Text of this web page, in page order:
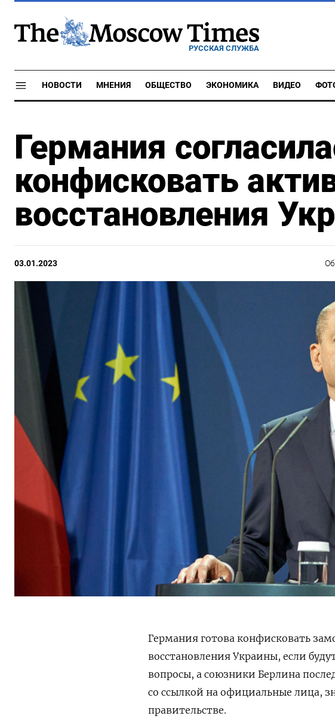
РУССКАЯ СЛУЖБА
НОВОСТИ МНЕНИЯ ОБЩЕСТВО ЭКОНОМИКА ВИДЕО
Германия
конфисковать
восстановления
03.01.2023
Германия готова конфисковать
восстановления Украины, если
вопросы, а союзники Берлина
со ссылкой на официальные лица,
правительстве.